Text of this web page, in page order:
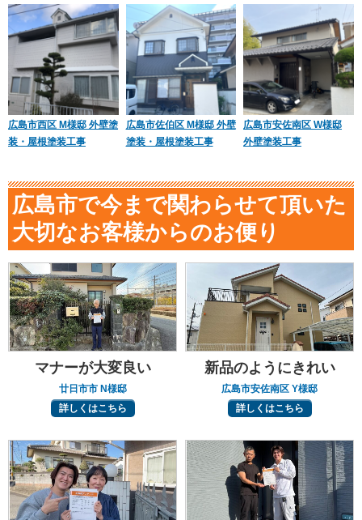
広島市西区 M様邸 外壁塗
装・屋根塗装工事
広島市佐伯区 M様邸 外壁
塗装・屋根塗装工事
広島市安佐南区 W様邸
外壁塗装工事
広島市で今まで関わらせて頂いた
大切なお客様からのお便り
マナーが大変良い
廿日市市 N様邸
詳しくはこちら
新品のようにきれい
広島市安佐南区 Y様邸
詳しくはこちら